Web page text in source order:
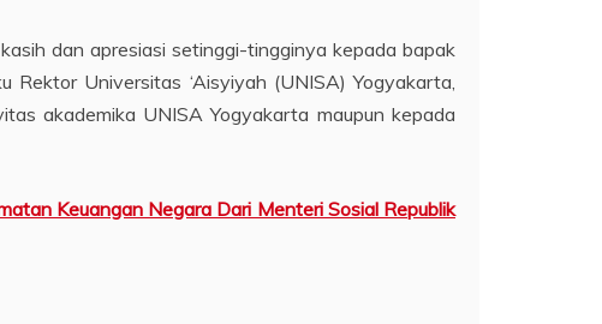
dan apresiasi setinggi-tingginya kepada bapak
Universitas ‘Aisyiyah (UNISA) Yogyakarta,
akademika UNISA Yogyakarta maupun kepada
Keuangan Negara Dari Menteri Sosial Republik